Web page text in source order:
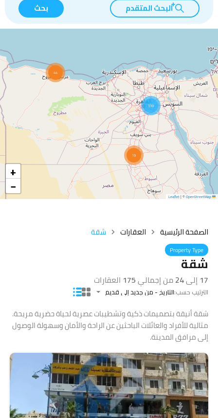
البحث المتقدم بحث
110
19
44
+
−
Leaflet
|©OpenStreetMap
الصفحة الرئيسية العقارات شقة
Property Type
شقة
17 إلى24من إجمالي175 العقارات
الترتيب حسب:التاريخ - من جديد إلى قديم
شقة أنيقة بتصميمات ذكية وتشطيبات عصرية لحياة حضرية مريحة.
مثالية للأفراد والعائلات الباحثين عن الراحة والأمان وسهولة الوصول
إلى مرافق المدينة.